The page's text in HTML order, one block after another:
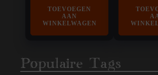
TOEVOEGEN
AAN
WINKELWAGEN
Populaire Tags